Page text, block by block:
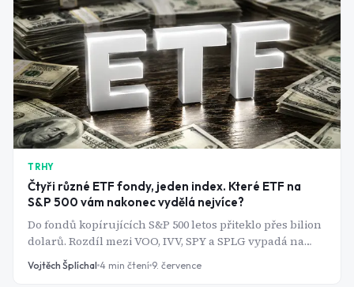
TRHY
Čtyři různé ETF fondy, jeden index. Které ETF na
S&P 500 vám nakonec vydělá nejvíce?
Do fondů kopírujících S&P 500 letos přiteklo přes bilion
dolarů. Rozdíl mezi VOO, IVV, SPY a SPLG vypadá na
první pohled kosmeticky - v praxi jde o statisíce korun.
Vojtěch Šplíchal 4 min čtení 9. července